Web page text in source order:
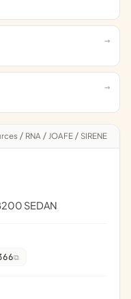
/ RNA / JOAFE / SIRENE
SEDAN